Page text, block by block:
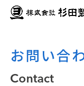
お問い合
Contact